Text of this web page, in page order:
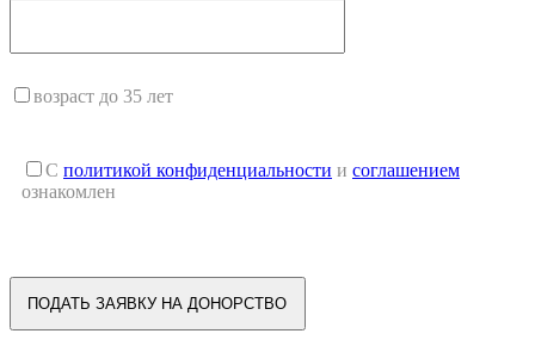
возраст до 35 лет
С политикой конфиденциальности и соглашением
ознакомлен